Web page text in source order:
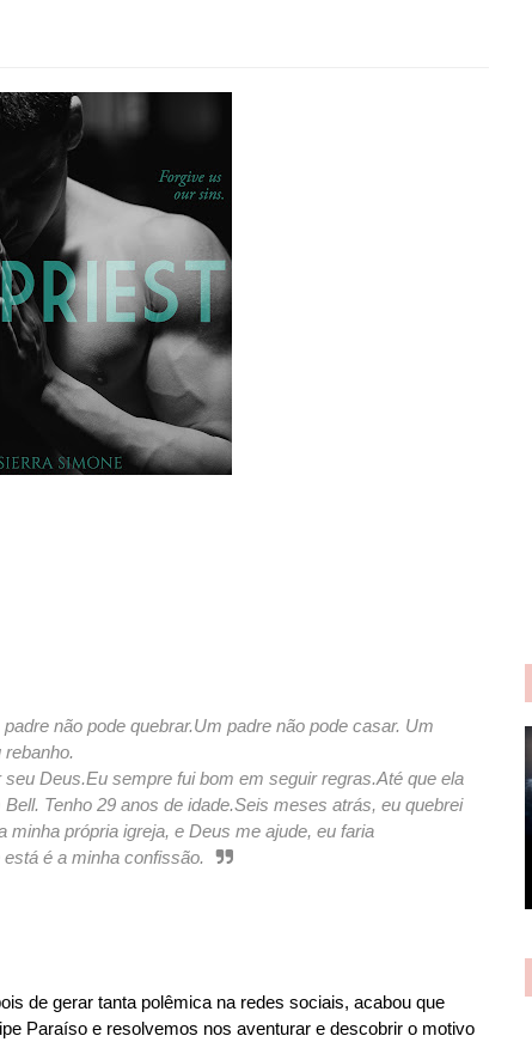
não pode quebrar.Um padre não pode casar. Um
rebanho.
seu Deus.Eu sempre fui bom em seguir regras.Até que ela
Tenho 29 anos de idade.Seis meses atrás, eu quebrei
minha própria igreja, e Deus me ajude, eu faria
é a minha confissão.
de gerar tanta polêmica na redes sociais, acabou que
Paraíso e resolvemos nos aventurar e descobrir o motivo